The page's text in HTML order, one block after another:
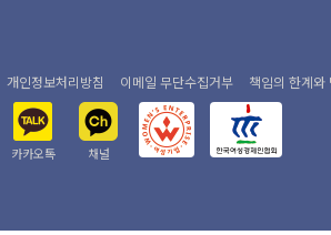
개인정보처리방침 이메일 무단수집거부 책임의 한계와
카카오톡 채널